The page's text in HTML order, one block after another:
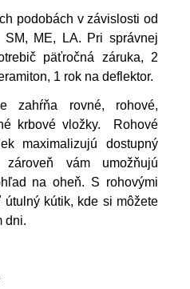
podobách v závislosti od
ME, LA. Pri správnej
päťročná záruka, 2
1 rok na deflektor.
zahŕňa rovné, rohové,
krbové vložky.
Rohové
maximalizujú dostupný
vám umožňujú
na oheň. S rohovými
útulný kútik, kde si môžete
dni.